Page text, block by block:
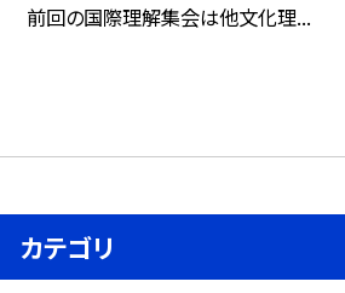
前回の国際理解集会は他文化理...
カテゴリ